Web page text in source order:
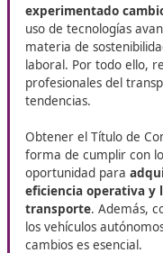
(CE) nº 1071/
comunes que
de transportista
mercancías como
apartados:
A. Fundamentos
B.
C. Fundamentos